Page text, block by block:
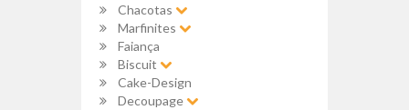
Chacotas
Marfinites
Faiança
Biscuit
Cake-Design
Decoupage